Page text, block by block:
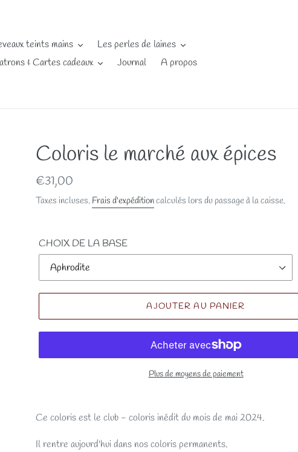
teints mains
Les perles de laines
& Cartes cadeaux Journal A propos
Coloris le marché aux épices
Prix
normal
€31,00
Taxes incluses. Frais d'expéditioncalculés lors du passage à la caisse.
CHOIX DE LA BASE
AJOUTER AU PANIER
Plus de moyens de paiement
Ce coloris est le club - coloris inédit du mois de mai 2024.
Il rentre aujourd'hui dans nos coloris permanents.